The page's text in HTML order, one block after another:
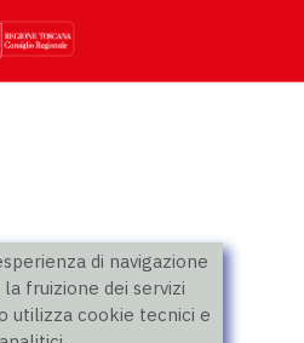
di navigazione
fruizione dei servizi
utilizza cookie tecnici e